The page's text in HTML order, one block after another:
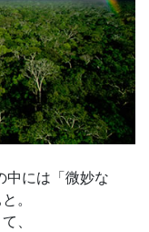
中には「微妙な
。
、